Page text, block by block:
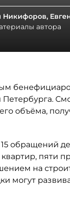
Никифоров,
автора
объёма,
обращений
пяти
на
могут